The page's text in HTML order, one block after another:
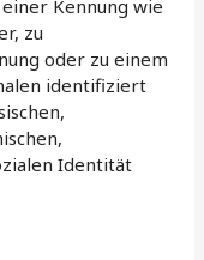
Kennung wie
zu
oder zu einem
identifiziert
Identität